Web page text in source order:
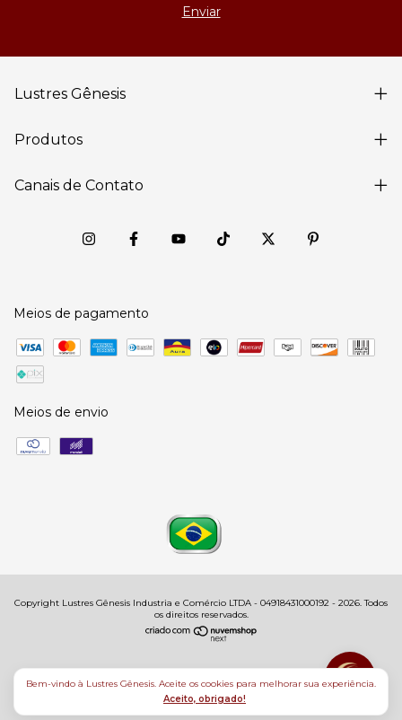
Bem-vindo à Lustres Gênesis. Aceite os cookies para melhorar sua experiência.
Aceito, obrigado!
Lustres Gênesis
Produtos
Canais de Contato
Meios de pagamento
Meios de envio
Copyright Lustres Gênesis Industria e Comércio LTDA - 04918431000192 - 2026. Todos
os direitos reservados.